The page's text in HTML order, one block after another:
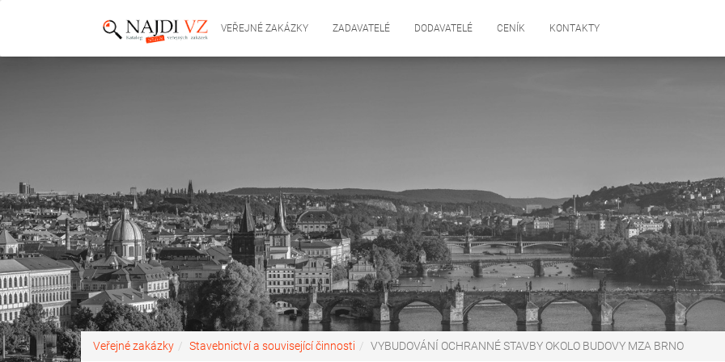
VEŘEJNÉ ZAKÁZKY ZADAVATELÉ DODAVATELÉ CENÍK KONTAKTY
Veřejné zakázky Stavebnictví a související činnosti VYBUDOVÁNÍ OCHRANNÉ STAVBY OKOLO BUDOVY MZA BRNO